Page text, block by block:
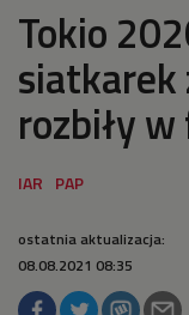
Tokio
siatkarek
rozbiły
ostatnia aktualizacja:
08.08.2021 08:35